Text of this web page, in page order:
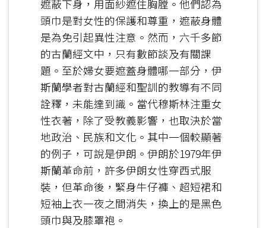
遮蔽下身，用面紗遮住胸膛。他們認為
頭巾是對女性的保護和尊重，遮蔽身體
是為免引起異性注意。然而，六千多節
的古蘭經文中，只有數節談及有關課
題。至於婦女要遮蓋身體哪一部分，伊
斯蘭學者對古蘭經和聖訓的教導有不同
詮釋，未能達到識。當代穆斯林注重女
性衣著，除了受教義影響，也取決於當
地政治、民族和文化。其中一個較顯著
的例子，可說是伊朗。伊朗於1979年伊
斯蘭革命前，許多伊朗女性穿西式服
裝，但革命後，緊身牛仔褲、超短裙和
短袖上衣一夜之間消失，換上的是黑色
頭巾與及膝罩袍。